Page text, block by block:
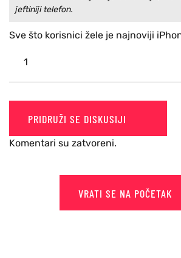
jeftiniji telefon.
Sve što korisnici žele je najnoviji
1
PRIDRUŽI SE DISKUSIJI
Komentari su zatvoreni.
VRATI SE NA POČETAK